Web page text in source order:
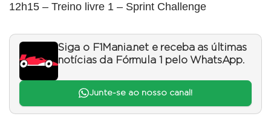
12h15 – Treino livre 1 – Sprint Challenge
Siga o F1Mania.net e receba as últimas
notícias da Fórmula 1 pelo WhatsApp.
Junte-se ao nosso canal!